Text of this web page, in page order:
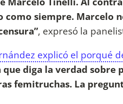
como siempre. Marcelo
, expresó la
explicó el porqué
diga la verdad sobre
femitruchas. La